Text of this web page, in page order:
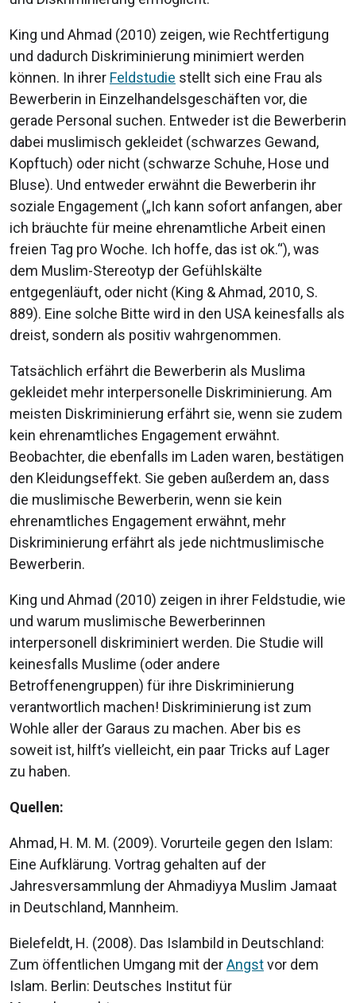
King und Ahmad (2010) zeigen, wie Rechtfertigung
und dadurch Diskriminierung minimiert werden
können. In ihrer Feldstudie stellt sich eine Frau als
Bewerberin in Einzelhandelsgeschäften vor, die
gerade Personal suchen. Entweder ist die Bewerberin
dabei muslimisch gekleidet (schwarzes Gewand,
Kopftuch) oder nicht (schwarze Schuhe, Hose und
Bluse). Und entweder erwähnt die Bewerberin ihr
soziale Engagement („Ich kann sofort anfangen, aber
ich bräuchte für meine ehrenamtliche Arbeit einen
freien Tag pro Woche. Ich hoffe, das ist ok.“), was
dem Muslim-Stereotyp der Gefühlskälte
entgegenläuft, oder nicht (King & Ahmad, 2010, S.
889). Eine solche Bitte wird in den USA keinesfalls als
dreist, sondern als positiv wahrgenommen.
Tatsächlich erfährt die Bewerberin als Muslima
gekleidet mehr interpersonelle Diskriminierung. Am
meisten Diskriminierung erfährt sie, wenn sie zudem
kein ehrenamtliches Engagement erwähnt.
Beobachter, die ebenfalls im Laden waren, bestätigen
den Kleidungseffekt. Sie geben außerdem an, dass
die muslimische Bewerberin, wenn sie kein
ehrenamtliches Engagement erwähnt, mehr
Diskriminierung erfährt als jede nichtmuslimische
Bewerberin.
King und Ahmad (2010) zeigen in ihrer Feldstudie, wie
und warum muslimische Bewerberinnen
interpersonell diskriminiert werden. Die Studie will
keinesfalls Muslime (oder andere
Betroffenengruppen) für ihre Diskriminierung
verantwortlich machen! Diskriminierung ist zum
Wohle aller der Garaus zu machen. Aber bis es
soweit ist, hilft’s vielleicht, ein paar Tricks auf Lager
zu haben.
Quellen:
Ahmad, H. M. M. (2009). Vorurteile gegen den Islam:
Eine Aufklärung. Vortrag gehalten auf der
Jahresversammlung der Ahmadiyya Muslim Jamaat
in Deutschland, Mannheim.
Bielefeldt, H. (2008). Das Islambild in Deutschland:
Zum öffentlichen Umgang mit derAngstvor dem
Islam. Berlin: Deutsches Institut für